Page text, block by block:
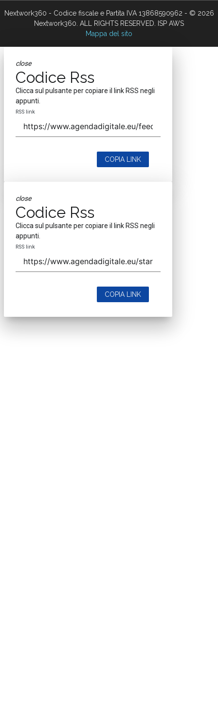
Nextwork360 - Codice fiscale e Partita IVA 13868590962 - © 2026
Nextwork360. ALL RIGHTS RESERVED. ISP AWS
Mappa del sito
close
Codice Rss
Clicca sul pulsante per copiare il link RSS negli
appunti.
RSS link
COPIA LINK
close
Codice Rss
Clicca sul pulsante per copiare il link RSS negli
appunti.
RSS link
COPIA LINK